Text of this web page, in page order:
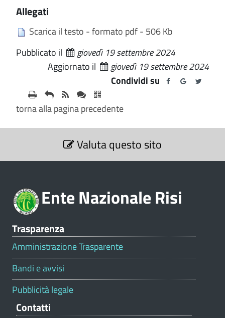
Allegati
Scarica il testo - formato pdf - 506 Kb
Pubblicato il
giovedì 19 settembre 2024
Aggiornato il
giovedì 19 settembre 2024
Condividi su
torna alla pagina precedente
S
z
Valuta questo sito
Ente Nazionale Risi
Trasparenza
Amministrazione Trasparente
Bandi e avvisi
Pubblicità legale
Contatti